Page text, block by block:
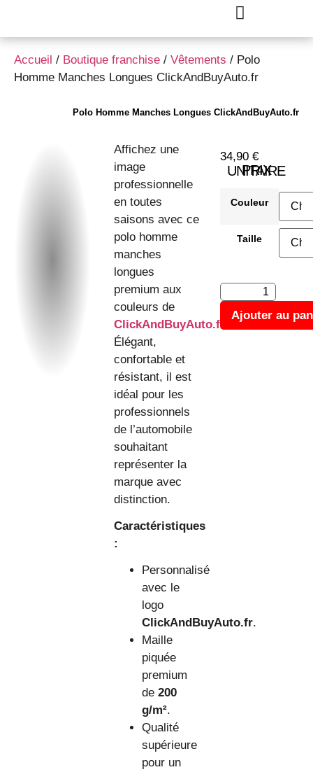
Accueil / Boutique franchise / Vêtements / Polo
Homme Manches Longues ClickAndBuyAuto.fr
Polo Homme Manches Longues ClickAndBuyAuto.fr
Affichez une
image
professionnelle
en toutes
saisons avec ce
polo homme
manches
longues
premium aux
couleurs de
ClickAndBuyAuto.fr
Élégant,
confortable et
résistant, il est
idéal pour les
professionnels
de l’automobile
souhaitant
représenter la
marque avec
distinction.
Caractéristiques
:
Personnalisé
avec le
logo
ClickAndBuyAuto.fr.
Maille
piquée
premium
de 200
g/m².
Qualité
supérieure
pour un
34,90€
PRIX UNITAIRE
Couleur
Taille
Ajouter au